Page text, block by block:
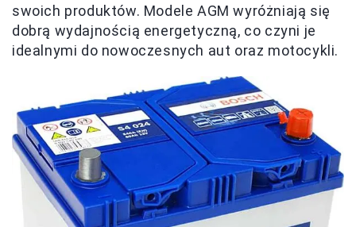
swoich produktów. Modele AGM wyróżniają się
dobrą wydajnością energetyczną, co czyni je
idealnymi do nowoczesnych aut oraz motocykli.